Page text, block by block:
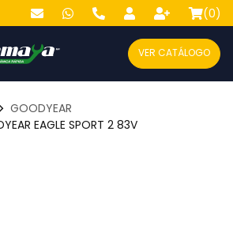
(0)
VER CATÁLOGO
GOODYEAR
EAGLE SPORT 2 83V